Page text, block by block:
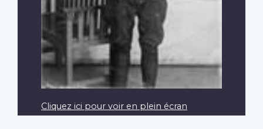
Cliquez ici pour voir en plein écran